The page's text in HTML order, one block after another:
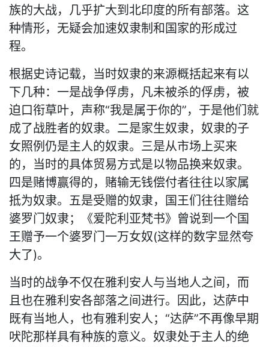
族的大战，几乎扩大到北印度的所有部落。这
种情形，无疑会加速奴隶制和国家的形成过
程。
根据史诗记载，当时奴隶的来源概括起来有以
下几种：一是战争俘虏，凡未被杀的俘虏，被
迫口衔草叶，声称“我是属于你的”，于是他们就
成了战胜者的奴隶。二是家生奴隶，奴隶的子
女照例仍是主人的奴隶。三是从市场上买来
的，当时的具体贸易方式是以物品换来奴隶。
四是赌博赢得的，赌输无钱偿付者往往以家属
抵为奴隶。五是受赠的奴隶，国王们往往赠给
婆罗门奴隶；《爱陀利亚梵书》曾说到一个国
王赠予一个婆罗门一万女奴(这样的数字显然夸
大了)。
当时的战争不仅在雅利安人与当地人之间，而
且也在雅利安各部落之间进行。因此，达萨中
既有当地人，也有雅利安人；“达萨”不再像早期
吠陀那样具有种族的意义。奴隶处于主人的绝